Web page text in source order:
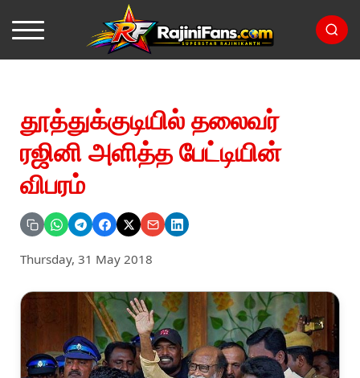
தூத்துக்குடியில் தலைவர்
ரஜினி அளித்த பேட்டியின்
விபரம்
Thursday, 31 May 2018